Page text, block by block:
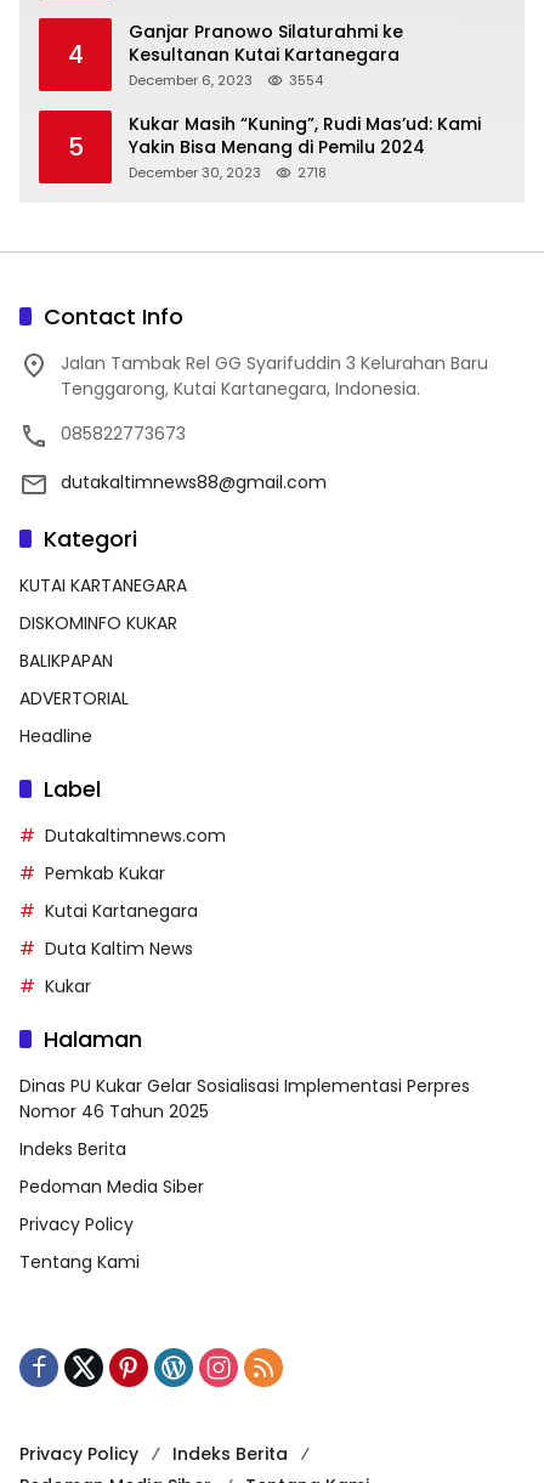
4
Ganjar Pranowo Silaturahmi ke
Kesultanan Kutai Kartanegara
December 6, 2023 3554
5
Kukar Masih “Kuning”, Rudi Mas’ud: Kami
Yakin Bisa Menang di Pemilu 2024
December 30, 2023 2718
Contact Info
Jalan Tambak Rel GG Syarifuddin 3 Kelurahan Baru
Tenggarong, Kutai Kartanegara, Indonesia.
085822773673
dutakaltimnews88@gmail.com
Kategori
KUTAI KARTANEGARA
DISKOMINFO KUKAR
BALIKPAPAN
ADVERTORIAL
Headline
Label
Dutakaltimnews.com
Pemkab Kukar
Kutai Kartanegara
Duta Kaltim News
Kukar
Halaman
Dinas PU Kukar Gelar Sosialisasi Implementasi Perpres
Nomor 46 Tahun 2025
Indeks Berita
Pedoman Media Siber
Privacy Policy
Tentang Kami
Privacy Policy
Indeks Berita